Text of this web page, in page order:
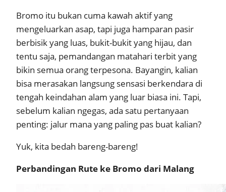
Bromo itu bukan cuma kawah aktif yang
mengeluarkan asap, tapi juga hamparan pasir
berbisik yang luas, bukit-bukit yang hijau, dan
tentu saja, pemandangan matahari terbit yang
bikin semua orang terpesona. Bayangin, kalian
bisa merasakan langsung sensasi berkendara di
tengah keindahan alam yang luar biasa ini. Tapi,
sebelum kalian ngegas, ada satu pertanyaan
penting: jalur mana yang paling pas buat kalian?
Yuk, kita bedah bareng-bareng!
Perbandingan Rute ke Bromo dari Malang